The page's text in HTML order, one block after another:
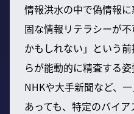
情報洪水の中で偽情報
固な情報リテラシーが
かもしれない」という
らが能動的に精査する姿
NHKや大手新聞など、
あっても、特定のバイ